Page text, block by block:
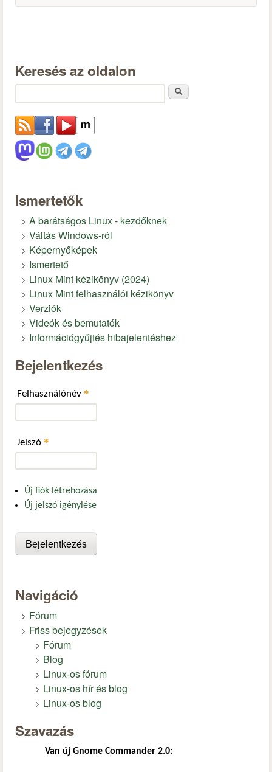
Keresés az oldalon
Ismertetők
A barátságos Linux - kezdőknek
Váltás Windows-ról
Képernyőképek
Ismertető
Linux Mint kézikönyv (2024)
Linux Mint felhasználói kézikönyv
Verziók
Videók és bemutatók
Információgyűjtés hibajelentéshez
Bejelentkezés
Felhasználónév *
Jelszó *
Új fiók létrehozása
Új jelszó igénylése
Navigáció
Fórum
Friss bejegyzések
Fórum
Blog
Linux-os fórum
Linux-os hír és blog
Linux-os blog
Szavazás
Van új Gnome Commander 2.0: